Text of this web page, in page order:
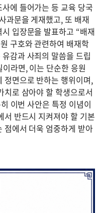
에 들어가는 등 교육 당국
과문을 게재했고, 또 배재
입장문을 발표하고 “배재
구호와 관련하여 배재학
감과 사죄의 말씀을 드립
라면, 이는 단순한 응원
정면으로 반하는 행위이며,
로 삼아야 할 학생으로서
이번 사안은 특정 이념이
서 반드시 지켜져야 할 기본
점에서 더욱 엄중하게 받아